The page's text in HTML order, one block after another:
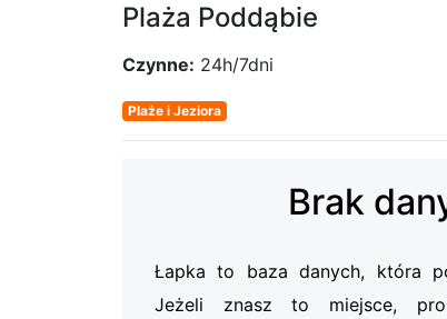
Plaża Poddąbie
Czynne: 24h/7dni
Plaże i Jeziora
Brak
Łapka to baza danych, która
Jeżeli znasz to miejsce,